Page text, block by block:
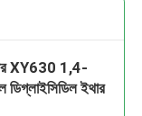
XY630 1,4-
ডিগ্লাইসিডিল ইথার